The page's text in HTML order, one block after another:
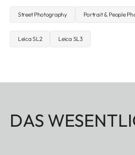
Street Photography Portrait & People
Leica SL2 Leica SL3
DAS